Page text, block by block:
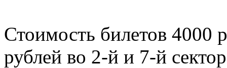
Стоимость билетов 4000
рублей во 2-й и 7-й